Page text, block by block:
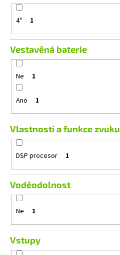
4" 1
Vestavěná baterie
Ne 1
Ano 1
Vlastnosti a funkce zvuku
DSP procesor 1
Voděodolnost
Ne 1
Vstupy